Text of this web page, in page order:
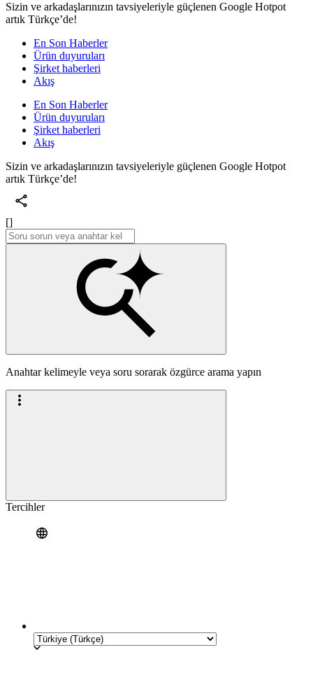
Sizin ve arkadaşlarınızın tavsiyeleriyle güçlenen Google Hotpot
artık Türkçe’de!
En Son Haberler
Ürün duyuruları
Şirket haberleri
Akış
En Son Haberler
Ürün duyuruları
Şirket haberleri
Akış
Sizin ve arkadaşlarınızın tavsiyeleriyle güçlenen Google Hotpot
artık Türkçe’de!
[]
Anahtar kelimeyle veya soru sorarak özgürce arama yapın
Tercihler